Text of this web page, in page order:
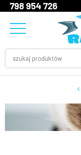
798 954 726